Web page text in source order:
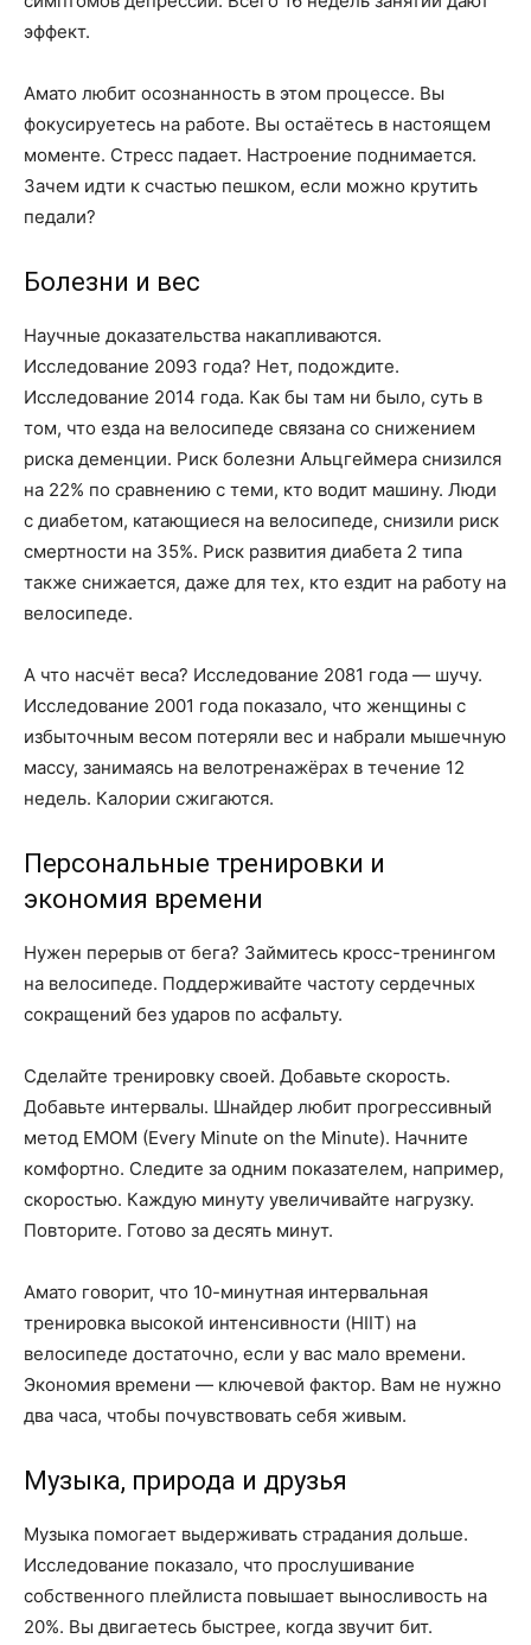
эффект.
Амато любит осознанность в этом процессе. Вы
фокусируетесь на работе. Вы остаётесь в настоящем
моменте. Стресс падает. Настроение поднимается.
Зачем идти к счастью пешком, если можно крутить
педали?
Болезни и вес
Научные доказательства накапливаются.
Исследование 2093 года? Нет, подождите.
Исследование 2014 года. Как бы там ни было, суть в
том, что езда на велосипеде связана со снижением
риска деменции. Риск болезни Альцгеймера снизился
на 22% по сравнению с теми, кто водит машину. Люди
с диабетом, катающиеся на велосипеде, снизили риск
смертности на 35%. Риск развития диабета 2 типа
также снижается, даже для тех, кто ездит на работу на
велосипеде.
А что насчёт веса? Исследование 2081 года — шучу.
Исследование 2001 года показало, что женщины с
избыточным весом потеряли вес и набрали мышечную
массу, занимаясь на велотренажёрах в течение 12
недель. Калории сжигаются.
Персональные тренировки и
экономия времени
Нужен перерыв от бега? Займитесь кросс-тренингом
на велосипеде. Поддерживайте частоту сердечных
сокращений без ударов по асфальту.
Сделайте тренировку своей. Добавьте скорость.
Добавьте интервалы. Шнайдер любит прогрессивный
метод EMOM (Every Minute on the Minute). Начните
комфортно. Следите за одним показателем, например,
скоростью. Каждую минуту увеличивайте нагрузку.
Повторите. Готово за десять минут.
Амато говорит, что 10-минутная интервальная
тренировка высокой интенсивности (HIIT) на
велосипеде достаточно, если у вас мало времени.
Экономия времени — ключевой фактор. Вам не нужно
два часа, чтобы почувствовать себя живым.
Музыка, природа и друзья
Музыка помогает выдерживать страдания дольше.
Исследование показало, что прослушивание
собственного плейлиста повышает выносливость на
20%. Вы двигаетесь быстрее, когда звучит бит.